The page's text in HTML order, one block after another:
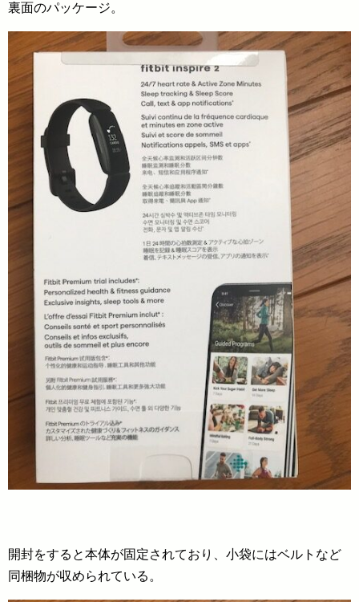
裏面のパッケージ。
開封をすると本体が固定されており、小袋にはベルトなど
同梱物が収められている。